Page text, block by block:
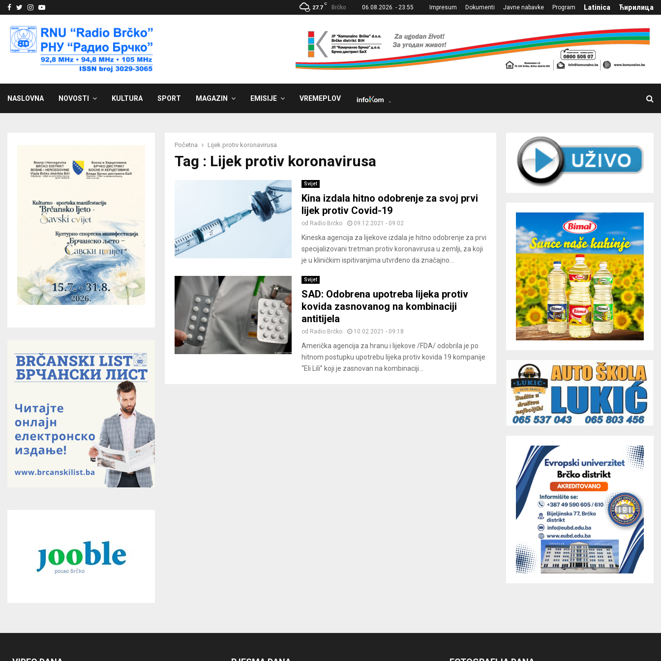
Facebook
Twitter
Instagram
Youtube 27.7
C
Brčko 06.08.2026. - 23:55 Impresum Dokumenti Javne nabavke Program Latinica Ћирилица
NASLOVNA NOVOSTI KULTURA SPORT MAGAZIN EMISIJE VREMEPLOV
Početna Lijek protiv koronavirusa
Tag : Lijek protiv koronavirusa
Svijet
Kina izdala hitno odobrenje za svoj prvi
lijek protiv Covid-19
od Radio Brčko 09.12.2021 - 09:02
Kineska agencija za lijekove izdala je hitno odobrenje za prvi
specijalizovani tretman protiv koronavirusa u zemlji, za koji
je u kliničkim ispitivanjima utvrđeno da značajno...
Svijet
SAD: Odobrena upotreba lijeka protiv
kovida zasnovanog na kombinaciji
antitijela
od Radio Brčko 10.02.2021 - 09:18
Američka agencija za hranu i lijekove /FDA/ odobrila je po
hitnom postupku upotrebu lijeka protiv kovida 19 kompanije
“Eli Lili” koji je zasnovan na kombinaciji...